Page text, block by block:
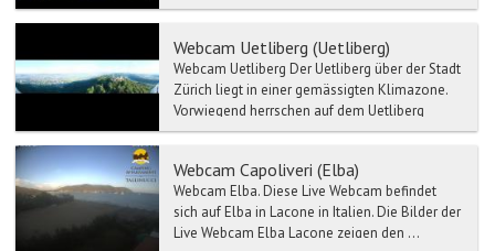
Webcam Uetliberg (Uetliberg)
Webcam Uetliberg Der Uetliberg über der Stadt
Zürich liegt in einer gemässigten Klimazone.
Vorwiegend herrschen auf dem Uetliberg
Winde aus...
Webcam Capoliveri (Elba)
Webcam Elba. Diese Live Webcam befindet
sich auf Elba in Lacone in Italien. Die Bilder der
Live Webcam Elba Lacone zeigen den ...